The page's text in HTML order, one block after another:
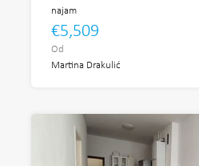
najam
€5,509
Od
Martina Drakulić